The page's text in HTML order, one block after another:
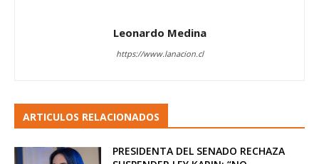
Leonardo Medina
https://www.lanacion.cl
ARTICULOS RELACIONADOS
PRESIDENTA DEL SENADO RECHAZA